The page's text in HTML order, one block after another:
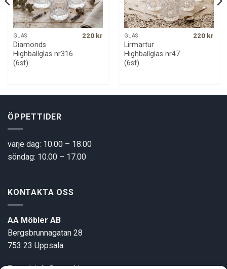
GLAS
Diamonds
Highballglas nr316
(6st)
220 kr GLAS
Lirmartur
Highballglas nr47
(6st)
220 kr
ÖPPETTIDER
varje dag: 10.00 – 18.00
söndag: 10.00 – 17.00
KONTAKTA OSS
AA Möbler AB
Bergsbrunnagatan 28
753 23 Uppsala